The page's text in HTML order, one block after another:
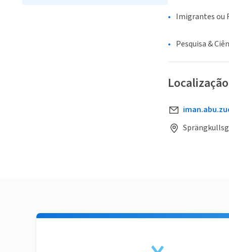
Imigrantes ou
Pesquisa &